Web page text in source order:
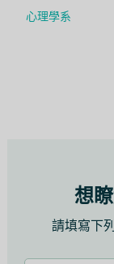
心理學系
想
請填寫下